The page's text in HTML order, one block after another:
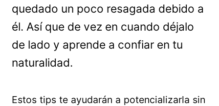
quedado un poco resagada debido a
él. Así que de vez en cuando déjalo
de lado y aprende a confiar en tu
naturalidad.
Estos tips te ayudarán a potencializarla sin